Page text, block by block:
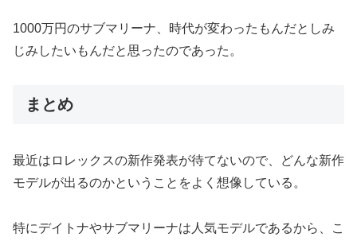
1000万円のサブマリーナ、時代が変わったもんだとしみ
じみしたいもんだと思ったのであった。
まとめ
最近はロレックスの新作発表が待てないので、どんな新作
モデルが出るのかということをよく想像している。
特にデイトナやサブマリーナは人気モデルであるから、こ